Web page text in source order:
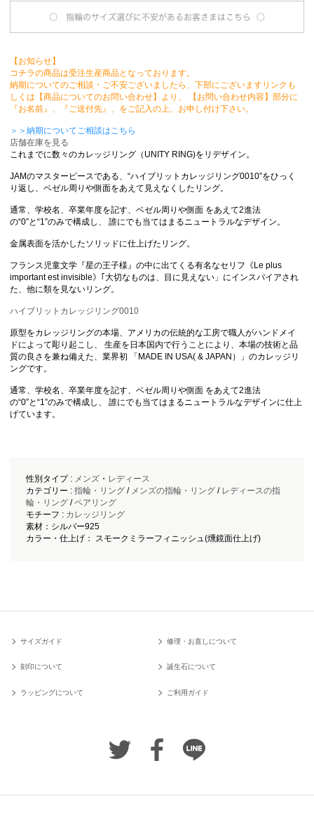
【お知らせ】
コチラの商品は受注生産商品となっております。
納期についてのご相談・ご不安ございましたら、下部にございますリンクも
しくは【商品についてのお問い合わせ】より、 【お問い合わせ内容】部分に
『お名前』、『ご送付先』、をご記入の上、お申し付け下さい。
＞＞納期についてご相談はこちら
店舗在庫を見る
これまでに数々のカレッジリング（UNITY RING)をリデザイン。
JAMのマスターピースである、“ハイブリットカレッジリング0010”をひっく
り返し、ベゼル周りや側面をあえて見えなくしたリング。
通常、学校名、卒業年度を記す、ベゼル周りや側面 をあえて2進法
の“0”と“1”のみで構成し、 誰にでも当てはまるニュートラルなデザイン。
金属表面を活かしたソリッドに仕上げたリング。
フランス児童文学『星の王子様』の中に出てくる有名なセリフ《Le plus
important est invisible》｢大切なものは、目に見えない」にインスパイアされ
た、他に類を見ないリング。
ハイブリットカレッジリング0010
原型をカレッジリングの本場、アメリカの伝統的な工房で職人がハンドメイ
ドによって彫り起こし、 生産を日本国内で行うことにより、本場の技術と品
質の良さを兼ね備えた、業界初 「MADE IN USA( & JAPAN）」のカレッジリ
ングです。
通常、学校名、卒業年度を記す、ベゼル周りや側面 をあえて2進法
の“0”と“1”のみで構成し、 誰にでも当てはまるニュートラルなデザインに仕上
げています。
性別タイプ : メンズ・ レディース
カテゴリー : 指輪・リング/ メンズの指輪・リング/ レディースの指
輪・リング/ペアリング
モチーフ : カレッジリング
素材：シルバー925
カラー・仕上げ： スモークミラーフィニッシュ(燻鏡面仕上げ)
サイズガイド 修理・お直しについて
刻印について 誕生石について
ラッピングについて ご利用ガイド